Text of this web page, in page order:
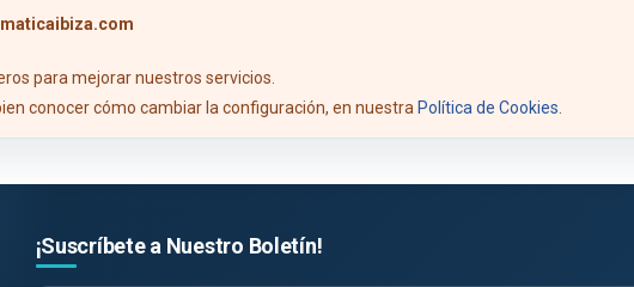
para mejorar nuestros servicios.
conocer cómo cambiar la configuración, en nuestra Política de Cookies.
¡Suscríbete a Nuestro Boletín!